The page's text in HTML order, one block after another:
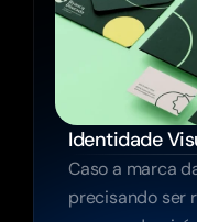
Identidade
Caso a marca
precisando ser